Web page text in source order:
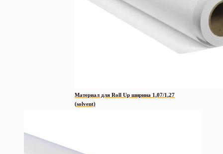
Материал для Roll Up ширина 1,07/1,27
(solvent)